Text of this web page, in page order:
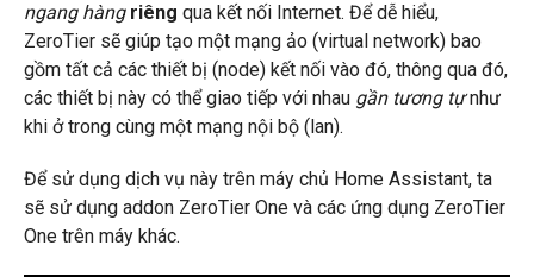
ngang hàng riêng qua kết nối Internet. Để dễ hiểu,
ZeroTier sẽ giúp tạo một mạng ảo (virtual network) bao
gồm tất cả các thiết bị (node) kết nối vào đó, thông qua đó,
các thiết bị này có thể giao tiếp với nhau gần tương tựnhư
khi ở trong cùng một mạng nội bộ (lan).
Để sử dụng dịch vụ này trên máy chủ Home Assistant, ta
sẽ sử dụng addon ZeroTier One và các ứng dụng ZeroTier
One trên máy khác.